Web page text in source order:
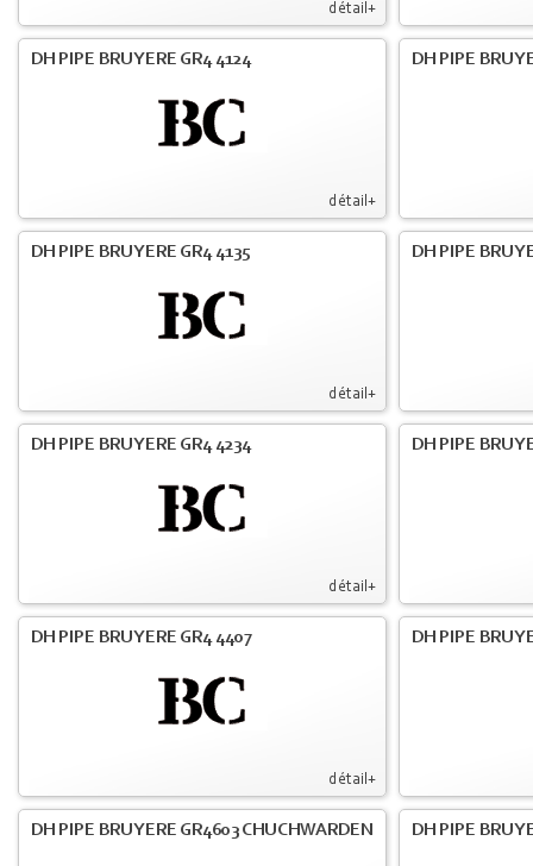
détail+
détail+
DH PIPE BRUYERE GR4 4124 DH PIPE
détail+
DH PIPE BRUYERE GR4 4135 DH PIPE
détail+
DH PIPE BRUYERE GR4 4234 DH PIPE
détail+
DH PIPE BRUYERE GR4 4407 DH PIPE
DH PIPE BRUYERE GR4603 CHUCHWARDEN DH PIPE